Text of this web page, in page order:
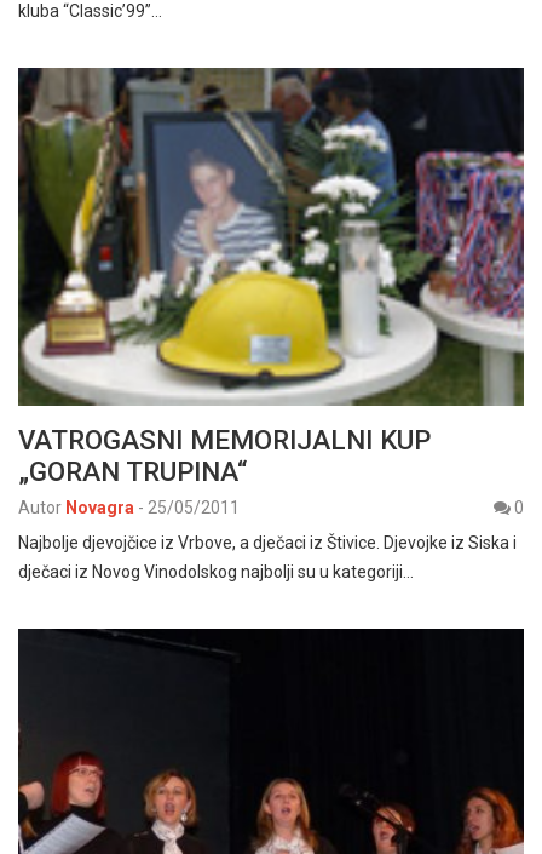
kluba “Classic’99”…
VATROGASNI MEMORIJALNI KUP
„GORAN TRUPINA“
Autor Novagra - 25/05/2011
0
Najbolje djevojčice iz Vrbove, a dječaci iz Štivice. Djevojke iz Siska i
dječaci iz Novog Vinodolskog najbolji su u kategoriji…